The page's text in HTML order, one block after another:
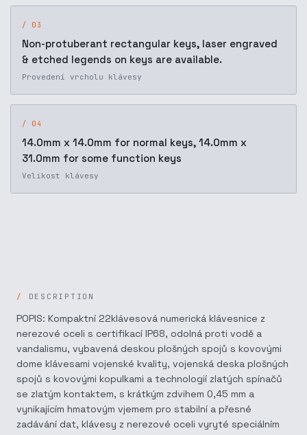
/ 03
Non-protuberant rectangular keys, laser engraved
& etched legends on keys are available.
Provedení vrcholu klávesy
/ 04
14.0mm x 14.0mm for normal keys, 14.0mm x
31.0mm for some function keys
Velikost klávesy
DESCRIPTION
POPIS: Kompaktní 22klávesová numerická klávesnice z
nerezové oceli s certifikací IP68, odolná proti vodě a
vandalismu, vybavená deskou plošných spojů s kovovými
dome klávesami vojenské kvality, vojenská deska plošných
spojů s kovovými kopulkami a technologií zlatých spínačů
se zlatým kontaktem, s krátkým zdvihem 0,45 mm a
vynikajícím hmatovým vjemem pro stabilní a přesné
zadávání dat, klávesy z nerezové oceli vyryté speciálním